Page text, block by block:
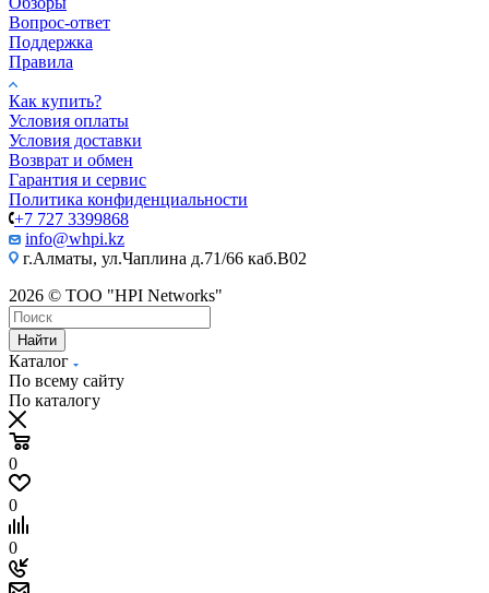
Вопрос-ответ
Поддержка
Правила
Как купить?
Условия оплаты
Условия доставки
Возврат и обмен
Гарантия и сервис
Политика конфиденциальности
+7 727 3399868
info@whpi.kz
г.Алматы, ул.Чаплина д.71/66 каб.B02
2026 © ТОО "HPI Networks"
Найти
Каталог
По всему сайту
По каталогу
0
0
0